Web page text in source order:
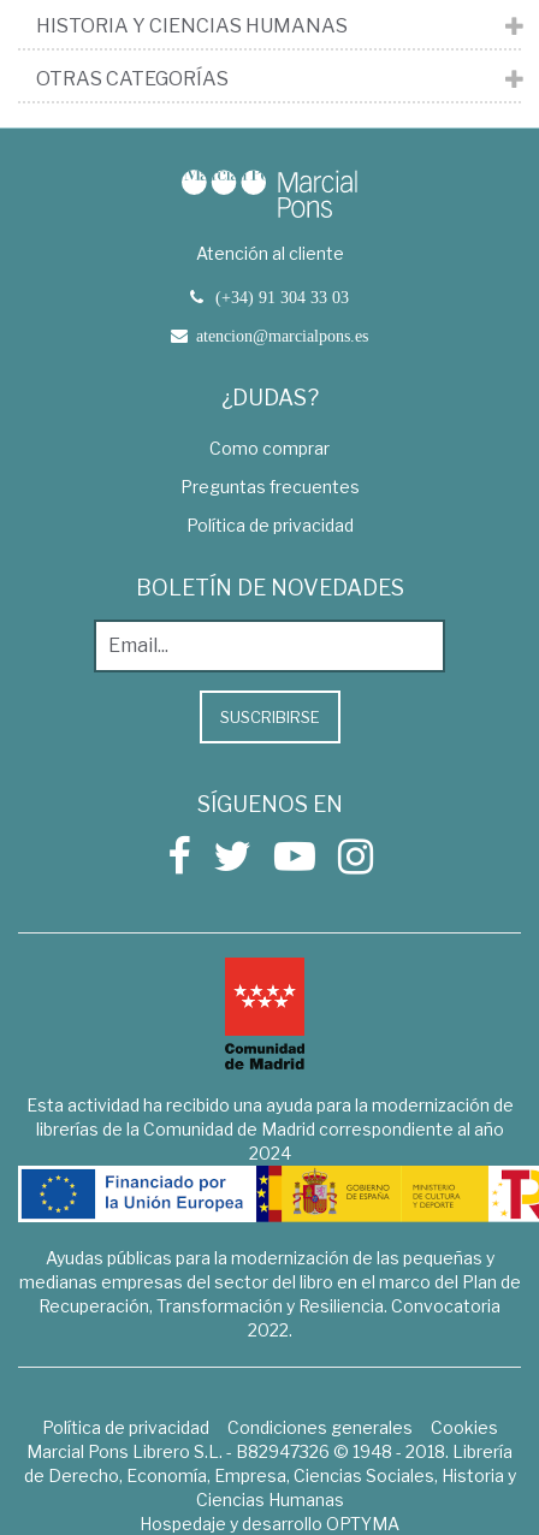
HISTORIA Y CIENCIAS HUMANAS
OTRAS CATEGORÍAS
Atención al cliente
(+34) 91 304 33 03
atencion@marcialpons.es
¿DUDAS?
Como comprar
Preguntas frecuentes
Política de privacidad
BOLETÍN DE NOVEDADES
SUSCRIBIRSE
SÍGUENOS EN
Esta actividad ha recibido una ayuda para la modernización de
librerías de la Comunidad de Madrid correspondiente al año
2024
Ayudas públicas para la modernización de las pequeñas y
medianas empresas del sector del libro en el marco del Plan de
Recuperación, Transformación y Resiliencia. Convocatoria
2022.
Política de privacidad Condiciones generales
Cookies
Marcial Pons Librero S.L. - B82947326 © 1948 - 2018. Librería
de Derecho, Economía, Empresa, Ciencias Sociales, Historia y
Ciencias Humanas
Hospedaje y desarrollo OPTYMA